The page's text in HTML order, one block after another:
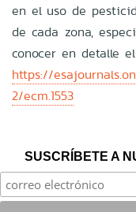
en el uso de
de cada zona,
conocer en detalle
https://
2/ecm.1553
SUSCRÍBETE A